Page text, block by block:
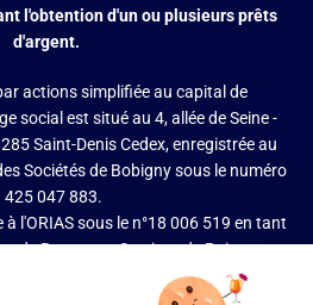
l'obtention d'un ou plusieurs prêts
d'argent.
actions simplifiée au capital de
social est situé au 4, allée de Seine -
Saint-Denis Cedex, enregistrée au
Sociétés de Bobigny sous le numéro
425 047 883.
l'ORIAS sous le n°18 006 519 en tant
de Banque et Services de Paiement
en opérations de banque et
de la société Partners Finances